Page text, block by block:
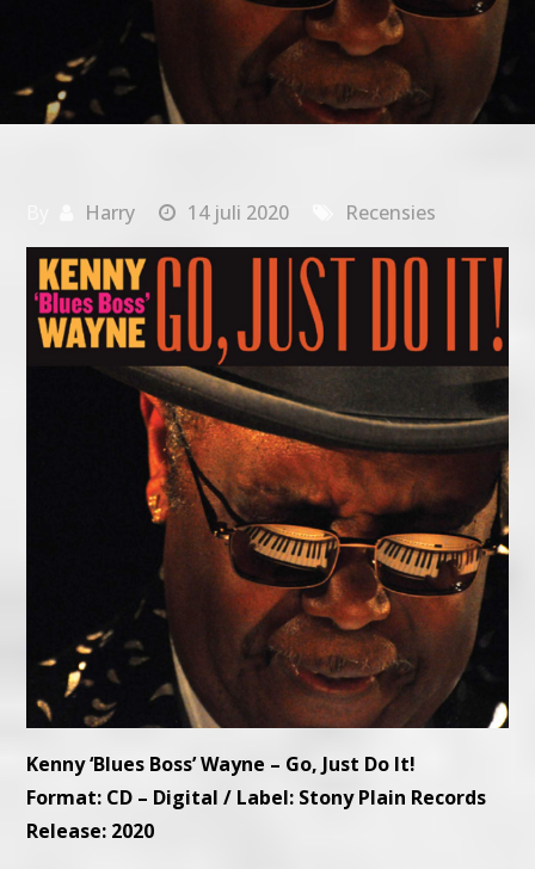
Harry 14 juli 2020 Recensies
Kenny ‘Blues Boss’ Wayne – Go, Just Do It!
Format: CD – Digital / Label: Stony Plain Records
Release: 2020